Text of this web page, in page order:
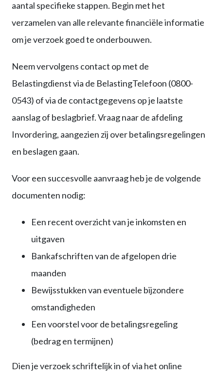
aantal specifieke stappen. Begin met het
verzamelen van alle relevante financiële informatie
om je verzoek goed te onderbouwen.
Neem vervolgens contact op met de
Belastingdienst via de BelastingTelefoon (0800-
0543) of via de contactgegevens op je laatste
aanslag of beslagbrief. Vraag naar de afdeling
Invordering, aangezien zij over betalingsregelingen
en beslagen gaan.
Voor een succesvolle aanvraag heb je de volgende
documenten nodig:
Een recent overzicht van je inkomsten en
uitgaven
Bankafschriften van de afgelopen drie
maanden
Bewijsstukken van eventuele bijzondere
omstandigheden
Een voorstel voor de betalingsregeling
(bedrag en termijnen)
Dien je verzoek schriftelijk in of via het online